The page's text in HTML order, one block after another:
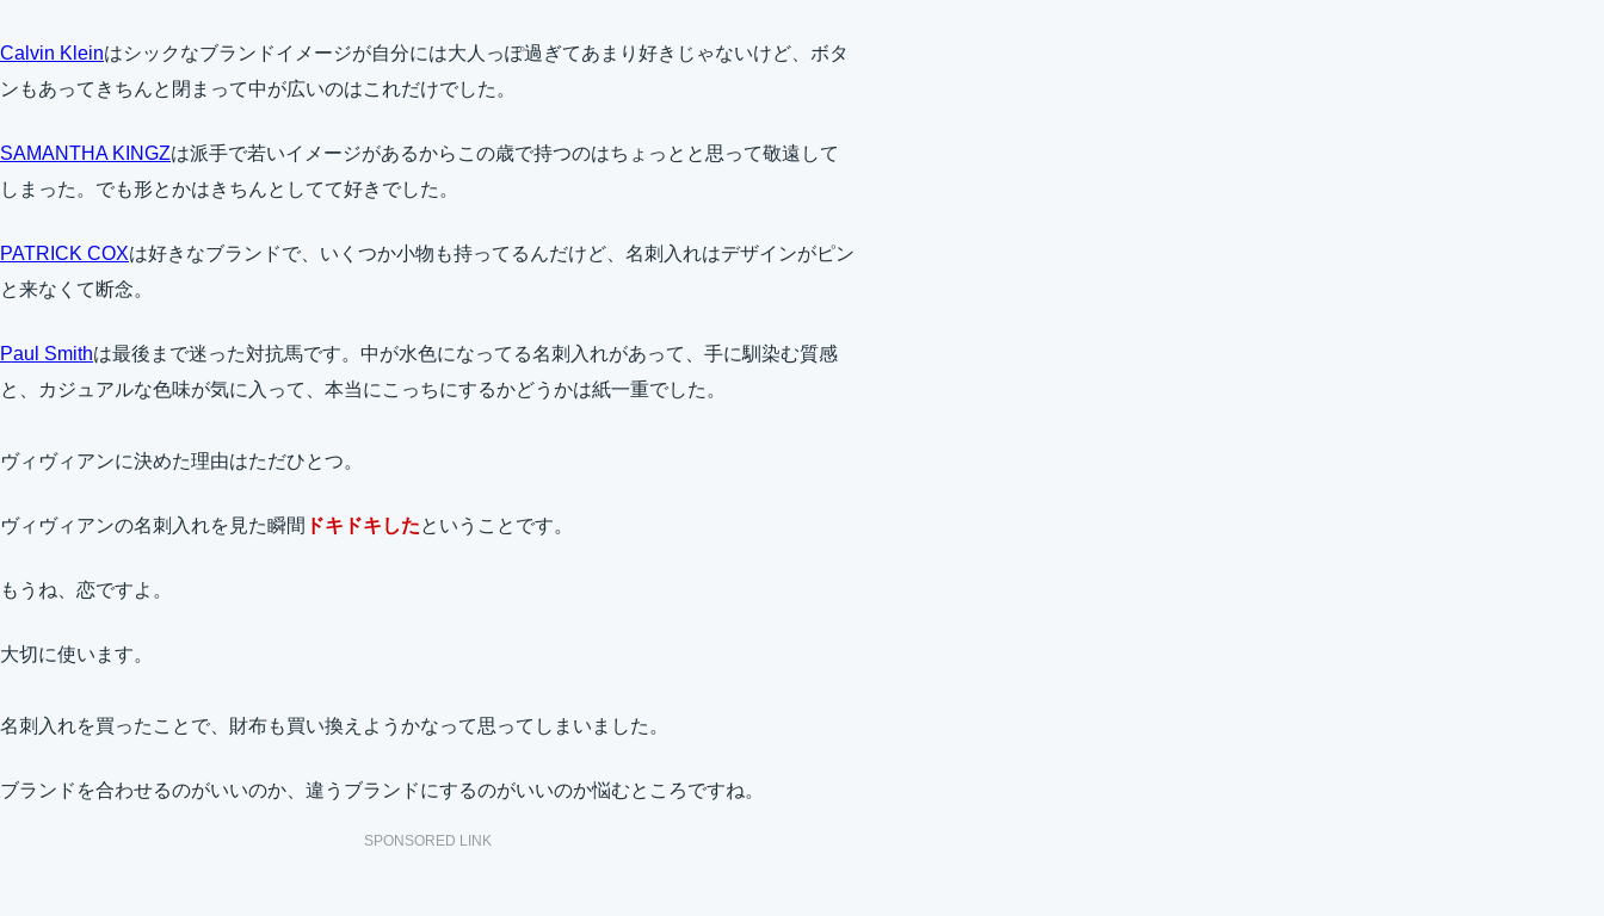
Calvin Kleinはシックなブランドイメージが自分には大人っぽ過ぎてあまり好きじゃないけど、ボタ
ンもあってきちんと閉まって中が広いのはこれだけでした。
SAMANTHA KINGZは派手で若いイメージがあるからこの歳で持つのはちょっとと思って敬遠して
しまった。でも形とかはきちんとしてて好きでした。
PATRICK COXは好きなブランドで、いくつか小物も持ってるんだけど、名刺入れはデザインがピン
と来なくて断念。
Paul Smithは最後まで迷った対抗馬です。中が水色になってる名刺入れがあって、手に馴染む質感
と、カジュアルな色味が気に入って、本当にこっちにするかどうかは紙一重でした。
ヴィヴィアンに決めた理由はただひとつ。
ヴィヴィアンの名刺入れを見た瞬間 ドキドキしたということです。
もうね、恋ですよ。
大切に使います。
名刺入れを買ったことで、財布も買い換えようかなって思ってしまいました。
ブランドを合わせるのがいいのか、違うブランドにするのがいいのか悩むところですね。
SPONSORED LINK